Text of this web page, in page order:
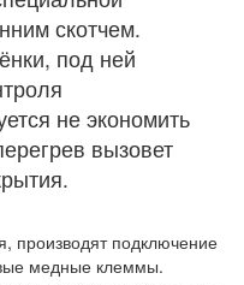
скотчем.
под ней
не экономить
вызовет
производят подключение
медные клеммы.